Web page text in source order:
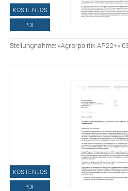
KOSTENLOS
PDF
Stellungnahme: «Agrarpolitik AP22+»
KOSTENLOS
PDF